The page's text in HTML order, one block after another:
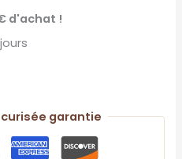
d'achat !
garantie